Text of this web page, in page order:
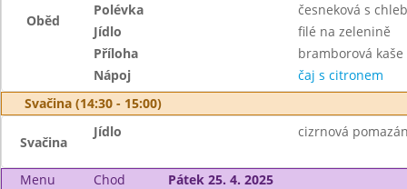
Oběd
Polévka
česneková s
Jídlo
filé na zelenině
Příloha
bramborová kaše
Nápoj
čaj s citronem
Svačina (14:30 - 15:00)
Svačina
Jídlo cizrnová
Menu Chod
Pátek 25. 4. 2025